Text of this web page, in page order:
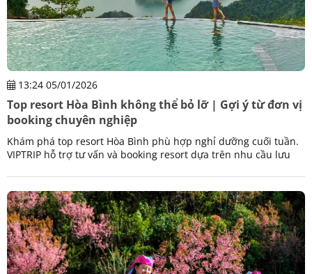
13:24 05/01/2026
Top resort Hòa Bình không thể bỏ lỡ | Gợi ý từ đơn vị
booking chuyên nghiệp
Khám phá top resort Hòa Bình phù hợp nghỉ dưỡng cuối tuần.
VIPTRIP hỗ trợ tư vấn và booking resort dựa trên nhu cầu lưu